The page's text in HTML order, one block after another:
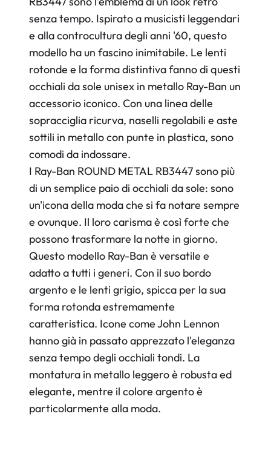
senza tempo. Ispirato a musicisti leggendari
e alla controcultura degli anni '60, questo
modello ha un fascino inimitabile. Le lenti
rotonde e la forma distintiva fanno di questi
occhiali da sole unisex in metallo Ray-Ban un
accessorio iconico. Con una linea delle
sopracciglia ricurva, naselli regolabili e aste
sottili in metallo con punte in plastica, sono
comodi da indossare.
I Ray-Ban ROUND METAL RB3447 sono più
di un semplice paio di occhiali da sole: sono
un'icona della moda che si fa notare sempre
e ovunque. Il loro carisma è così forte che
possono trasformare la notte in giorno.
Questo modello Ray-Ban è versatile e
adatto a tutti i generi. Con il suo bordo
argento e le lenti grigio, spicca per la sua
forma rotonda estremamente
caratteristica. Icone come John Lennon
hanno già in passato apprezzato l'eleganza
senza tempo degli occhiali tondi. La
montatura in metallo leggero è robusta ed
elegante, mentre il colore argento è
particolarmente alla moda.